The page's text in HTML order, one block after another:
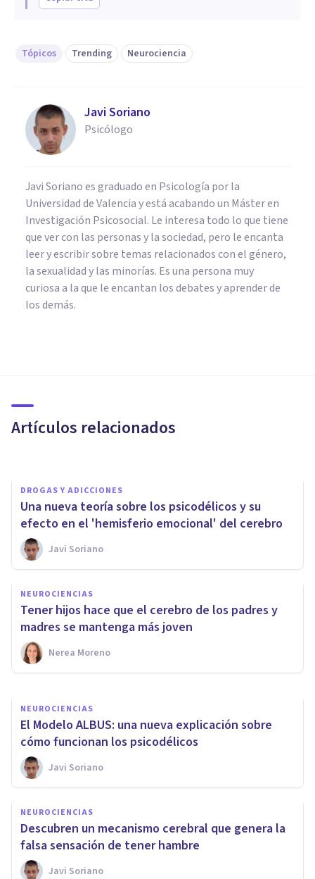
Tópicos Trending Neurociencia
Javi Soriano
Psicólogo
Javi Soriano es graduado en Psicología por la
Universidad de Valencia y está acabando un Máster en
Investigación Psicosocial. Le interesa todo lo que tiene
que ver con las personas y la sociedad, pero le encanta
leer y escribir sobre temas relacionados con el género,
la sexualidad y las minorías. Es una persona muy
curiosa a la que le encantan los debates y aprender de
los demás.
Artículos relacionados
pueden ayudar a tratar la
obesidad
DROGAS Y ADICCIONES
Una nueva teoría sobre los psicodélicos y su
efecto en el 'hemisferio emocional' del cerebro
Javi Soriano
NEUROCIENCIAS
Tener hijos hace que el cerebro de los padres y
madres se mantenga más joven
Nerea Moreno
NEUROCIENCIAS
Cómo la Falta de Sueño reduce
la capacidad del Cerebro de
eliminar Toxinas
Javi Soriano
NEUROCIENCIAS
El Modelo ALBUS: una nueva explicación sobre
cómo funcionan los psicodélicos
Javi Soriano
NEUROCIENCIAS
Descubren un mecanismo cerebral que genera la
falsa sensación de tener hambre
Javi Soriano